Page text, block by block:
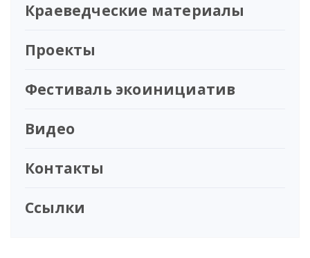
Краеведческие материалы
Проекты
Фестиваль экоинициатив
Видео
Контакты
Ссылки